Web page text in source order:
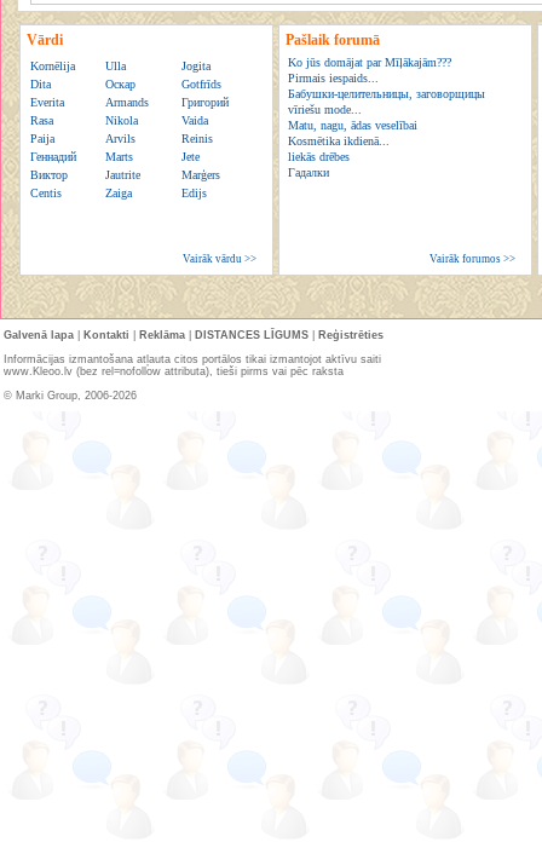
Vārdi
Kornēlija Ulla
Jogita
Dita
Оскар
Gotfrīds
Everita
Armands
Григорий
Rasa
Nikola
Vaida
Paija
Arvils
Reinis
Геннадий
Marts
Jete
Виктор
Jautrite
Marģers
Centis
Zaiga Edijs
Vairāk vārdu >>
Pašlaik forumā
Ko jūs domājat par Mīļākajām???
Pirmais iespaids...
Бабушки-целительницы, заговорщицы
vīriešu mode...
Matu, nagu, ādas veselībai
Kosmētika ikdienā...
liekās drēbes
Гадалки
Vairāk forumos >>
Galvenā lapa Kontakti Reklāma DISTANCES LĪGUMS
Reģistrēties
Informācijas izmantošana atļauta citos portālos tikai izmantojot aktīvu saiti
www.Kleoo.lv (bez rel=nofollow attributa), tieši pirms vai pēc raksta
© Marki Group, 2006-2026